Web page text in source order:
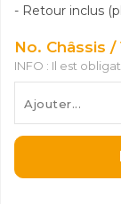
- Retour inclus
No. Châssis /
INFO : Il est